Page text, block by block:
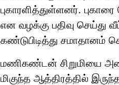
புகாரளித்துள்ளனர்.
என வழக்கு பதிவு செய்து
கண்டுபிடித்து சமாதானம்
மணிகண்டன் சிறுமியை
மிகுந்த ஆத்திரத்தில்